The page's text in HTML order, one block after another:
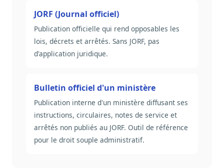
JORF (Journal officiel)
Publication officielle qui rend opposables les
lois, décrets et arrêtés. Sans JORF, pas
d'application juridique.
Bulletin officiel d'un ministère
Publication interne d'un ministère diffusant ses
instructions, circulaires, notes de service et
arrêtés non publiés au JORF. Outil de référence
pour le droit souple administratif.